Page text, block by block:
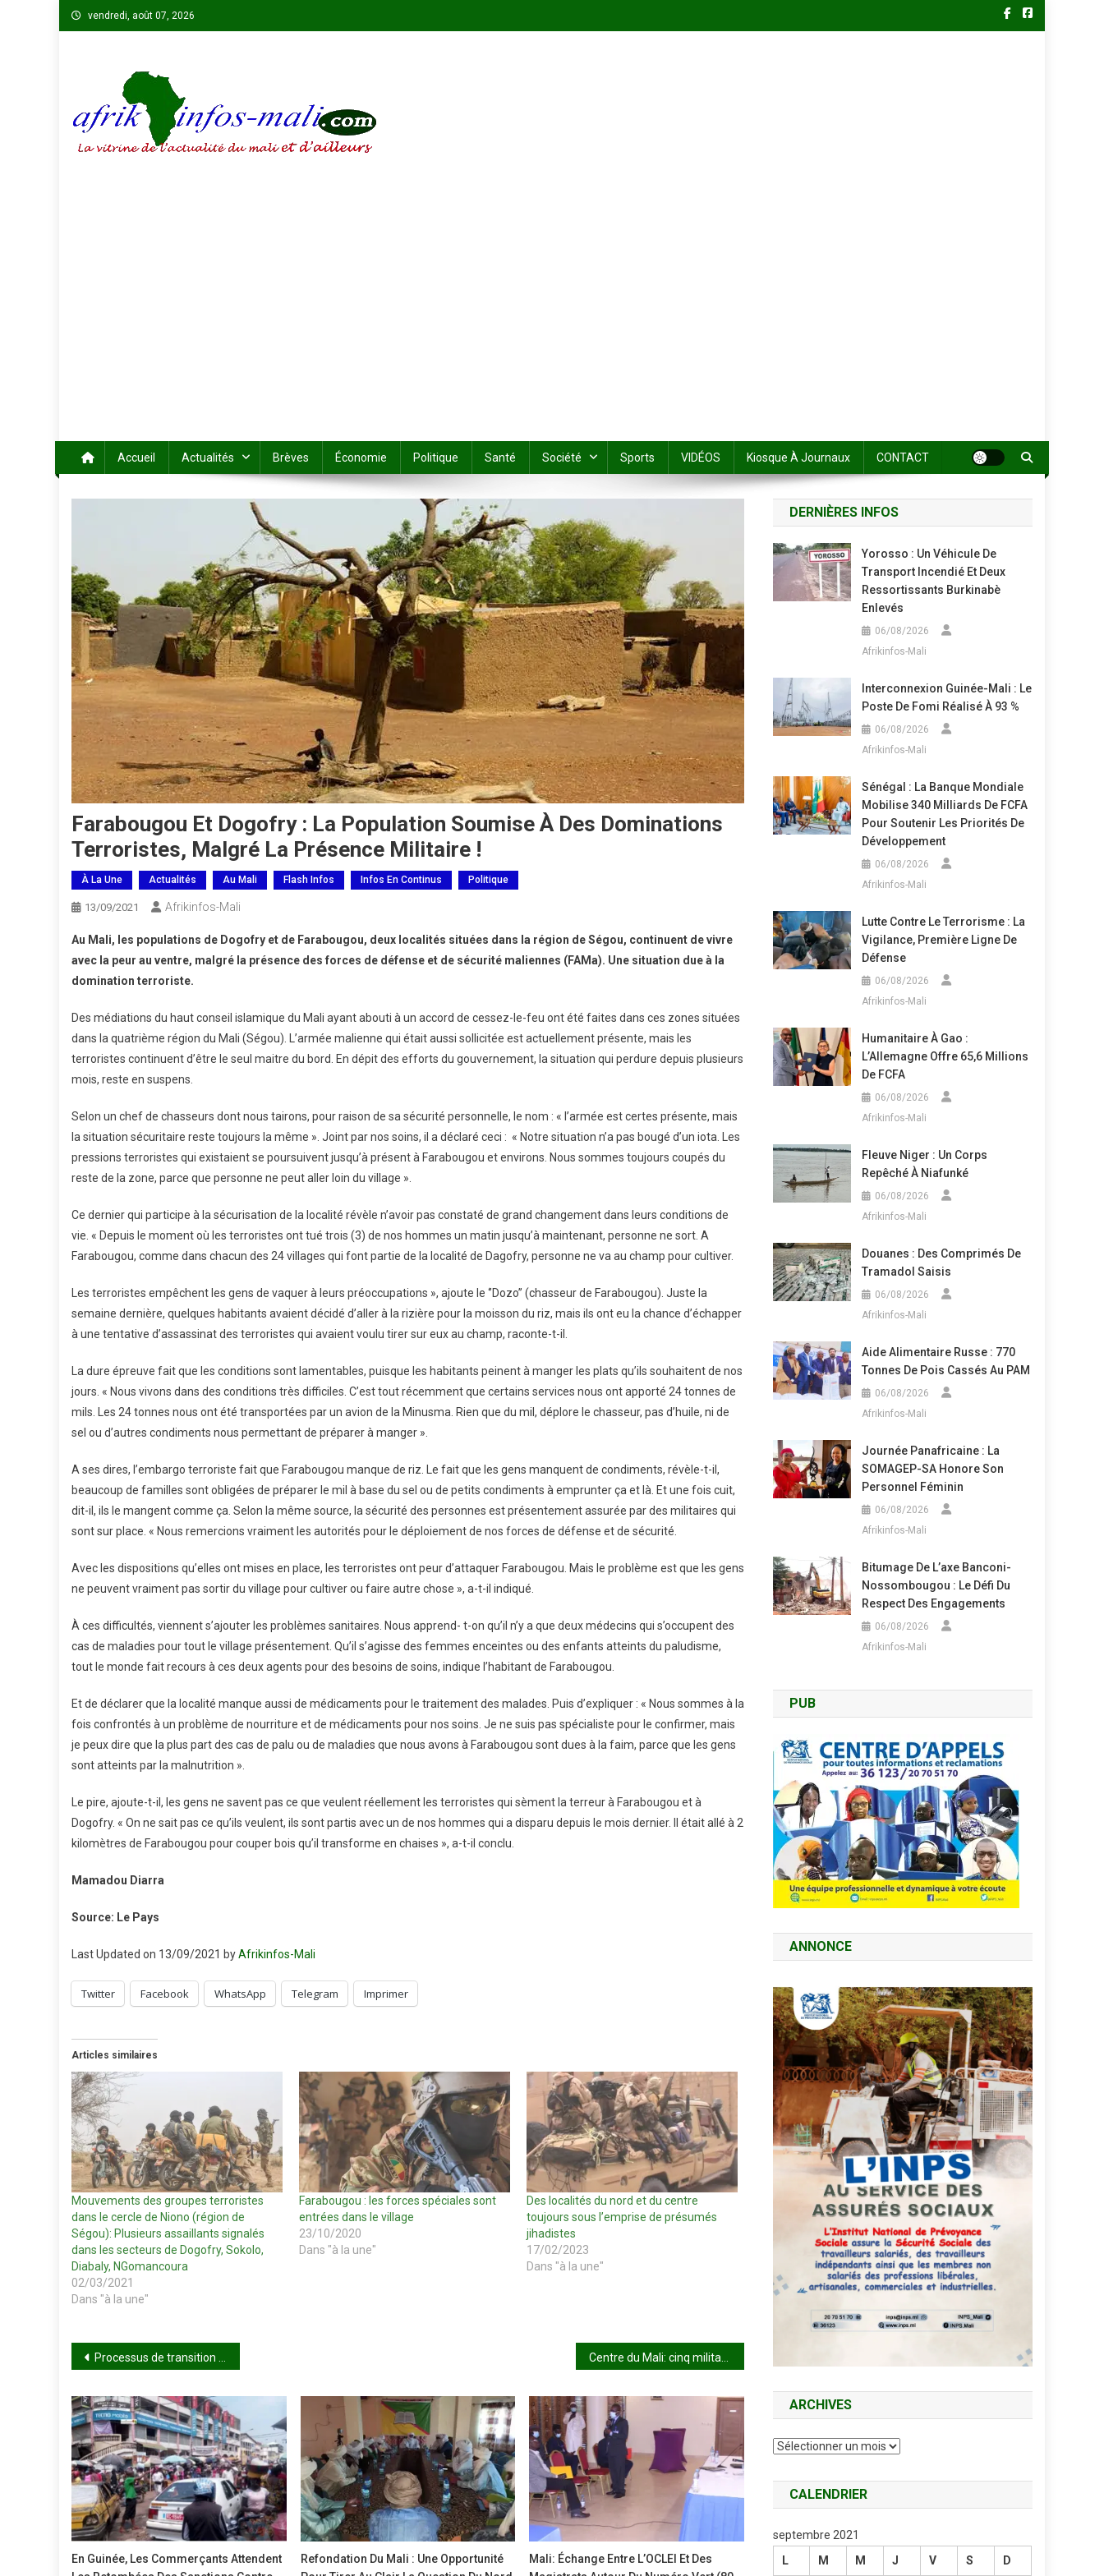
Skip
to
vendredi, août 07, 2026
Accueil Actualités Brèves Économie Politique Santé Société Sports VIDÉOS Kiosque À Journaux CONTACT
Farabougou Et Dogofry : La Population Soumise À Des Dominations
Terroristes, Malgré La Présence Militaire !
À La Une Actualités Au Mali Flash Infos Infos En Continus Politique
13/09/2021 Afrikinfos-Mali
Au Mali, les populations de Dogofry et de Farabougou, deux localités situées dans la région de Ségou, continuent de vivre
avec la peur au ventre, malgré la présence des forces de défense et de sécurité maliennes (FAMa). Une situation due à la
domination terroriste.
Des médiations du haut conseil islamique du Mali ayant abouti à un accord de cessez-le-feu ont été faites dans ces zones situées
dans la quatrième région du Mali (Ségou). L’armée malienne qui était aussi sollicitée est actuellement présente, mais les
terroristes continuent d’être le seul maitre du bord. En dépit des efforts du gouvernement, la situation qui perdure depuis plusieurs
mois, reste en suspens.
Selon un chef de chasseurs dont nous tairons, pour raison de sa sécurité personnelle, le nom : « l’armée est certes présente, mais
la situation sécuritaire reste toujours la même ». Joint par nos soins, il a déclaré ceci : « Notre situation n’a pas bougé d’un iota. Les
pressions terroristes qui existaient se poursuivent jusqu’à présent à Farabougou et environs. Nous sommes toujours coupés du
reste de la zone, parce que personne ne peut aller loin du village ».
Ce dernier qui participe à la sécurisation de la localité révèle n’avoir pas constaté de grand changement dans leurs conditions de
vie. « Depuis le moment où les terroristes ont tué trois (3) de nos hommes un matin jusqu’à maintenant, personne ne sort. A
Farabougou, comme dans chacun des 24 villages qui font partie de la localité de Dagofry, personne ne va au champ pour cultiver.
Les terroristes empêchent les gens de vaquer à leurs préoccupations », ajoute le ‘’Dozo’’ (chasseur de Farabougou). Juste la
semaine dernière, quelques habitants avaient décidé d’aller à la rizière pour la moisson du riz, mais ils ont eu la chance d’échapper
à une tentative d’assassinat des terroristes qui avaient voulu tirer sur eux au champ, raconte-t-il.
La dure épreuve fait que les conditions sont lamentables, puisque les habitants peinent à manger les plats qu’ils souhaitent de nos
jours. « Nous vivons dans des conditions très difficiles. C’est tout récemment que certains services nous ont apporté 24 tonnes de
mils. Les 24 tonnes nous ont été transportées par un avion de la Minusma. Rien que du mil, déplore le chasseur, pas d’huile, ni de
sel ou d’autres condiments nous permettant de préparer à manger ».
A ses dires, l’embargo terroriste fait que Farabougou manque de riz. Le fait que les gens manquent de condiments, révèle-t-il,
beaucoup de familles sont obligées de préparer le mil à base du sel ou de petits condiments à emprunter ça et là. Et une fois cuit,
dit-il, ils le mangent comme ça. Selon la même source, la sécurité des personnes est présentement assurée par des militaires qui
sont sur place. « Nous remercions vraiment les autorités pour le déploiement de nos forces de défense et de sécurité.
Avec les dispositions qu’elles ont mises en place, les terroristes ont peur d’attaquer Farabougou. Mais le problème est que les gens
ne peuvent vraiment pas sortir du village pour cultiver ou faire autre chose », a-t-il indiqué.
À ces difficultés, viennent s’ajouter les problèmes sanitaires. Nous apprend- t-on qu’il n’y a que deux médecins qui s’occupent des
cas de maladies pour tout le village présentement. Qu’il s’agisse des femmes enceintes ou des enfants atteints du paludisme,
tout le monde fait recours à ces deux agents pour des besoins de soins, indique l’habitant de Farabougou.
Et de déclarer que la localité manque aussi de médicaments pour le traitement des malades. Puis d’expliquer : « Nous sommes à la
fois confrontés à un problème de nourriture et de médicaments pour nos soins. Je ne suis pas spécialiste pour le confirmer, mais
je peux dire que la plus part des cas de palu ou de maladies que nous avons à Farabougou sont dues à la faim, parce que les gens
sont atteints par la malnutrition ».
Le pire, ajoute-t-il, les gens ne savent pas ce que veulent réellement les terroristes qui sèment la terreur à Farabougou et à
Dogofry. « On ne sait pas ce qu’ils veulent, ils sont partis avec un de nos hommes qui a disparu depuis le mois dernier. Il était allé à 2
kilomètres de Farabougou pour couper bois qu’il transforme en chaises », a-t-il conclu.
Mamadou Diarra
Source: Le Pays
Last Updated on 13/09/2021 byAfrikinfos-Mali
Twitter Facebook WhatsApp Telegram Imprimer
Articles similaires
Mouvements des groupes terroristes
dans le cercle de Niono (région de
Ségou): Plusieurs assaillants signalés
dans les secteurs de Dogofry, Sokolo,
Diabaly, NGomancoura
02/03/2021
Dans "à la une"
Farabougou : les forces spéciales sont
entrées dans le village
23/10/2020
Dans "à la une"
Des localités du nord et du centre
toujours sous l’emprise de présumés
jihadistes
17/02/2023
Dans "à la une"
Navigation
de
l’article
Processus de transition : Goodluck à Bamako !
En Guinée, Les Commerçants Attendent
Refondation Du Mali : Une Opportunité
Mali: Échange Entre L’OCLEI Et Des
DERNIÈRES INFOS
Yorosso : Un Véhicule De
Transport Incendié Et Deux
Ressortissants Burkinabè
Enlevés
06/08/2026
Afrikinfos-Mali
Interconnexion Guinée-Mali : Le
Poste De Fomi Réalisé À 93 %
06/08/2026
Afrikinfos-Mali
Sénégal : La Banque Mondiale
Mobilise 340 Milliards De FCFA
Pour Soutenir Les Priorités De
Développement
06/08/2026
Afrikinfos-Mali
Lutte Contre Le Terrorisme : La
Vigilance, Première Ligne De
Défense
06/08/2026
Afrikinfos-Mali
Humanitaire À Gao :
L’Allemagne Offre 65,6 Millions
De FCFA
06/08/2026
Afrikinfos-Mali
Fleuve Niger : Un Corps
Repêché À Niafunké
06/08/2026
Afrikinfos-Mali
Douanes : Des Comprimés De
Tramadol Saisis
06/08/2026
Afrikinfos-Mali
Aide Alimentaire Russe : 770
Tonnes De Pois Cassés Au PAM
06/08/2026
Afrikinfos-Mali
Journée Panafricaine : La
SOMAGEP-SA Honore Son
Personnel Féminin
06/08/2026
Afrikinfos-Mali
Bitumage De L’axe Banconi-
Nossombougou : Le Défi Du
Respect Des Engagements
06/08/2026
Afrikinfos-Mali
PUB
ANNONCE
ARCHIVES
Archives
CALENDRIER
septembre 2021
L
M M J V S D